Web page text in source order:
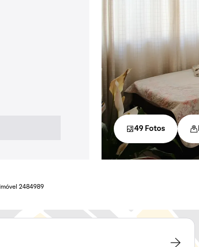
49 Fotos
Imóvel 2484989